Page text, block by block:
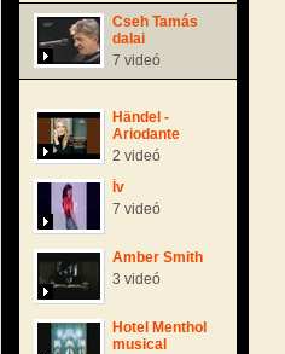
Cseh Tamás
dalai
7 videó
Händel -
Ariodante
2 videó
Ív
7 videó
Amber Smith
3 videó
Hotel Menthol
musical